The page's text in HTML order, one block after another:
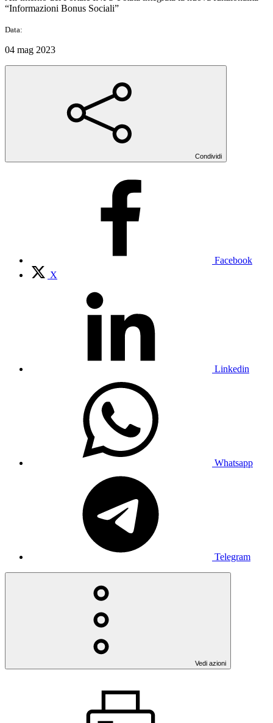
“Informazioni Bonus Sociali”
Data:
04 mag 2023
Condividi
Facebook
X
Linkedin
Whatsapp
Telegram
Vedi azioni